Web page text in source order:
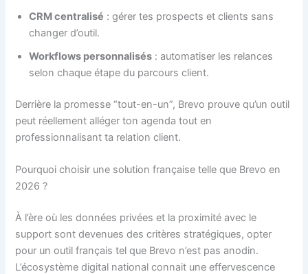
CRM centralisé : gérer tes prospects et clients sans
changer d’outil.
Workflows personnalisés : automatiser les relances
selon chaque étape du parcours client.
Derrière la promesse “tout-en-un”, Brevo prouve qu’un outil
peut réellement alléger ton agenda tout en
professionnalisant ta relation client.
Pourquoi choisir une solution française telle que Brevo en
2026 ?
À l’ère où les données privées et la proximité avec le
support sont devenues des critères stratégiques, opter
pour un outil français tel que Brevo n’est pas anodin.
L’écosystème digital national connait une effervescence